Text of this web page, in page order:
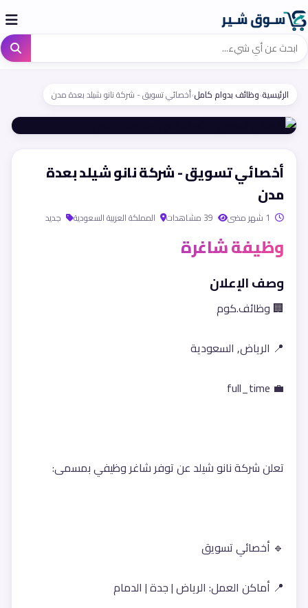
الرئيسية›وظائف بدوام كامل›أخصائي تسويق - شركة نانو شيلد بعدة مدن
أخصائي تسويق - شركة نانو شيلد بعدة
مدن
المملكة العربية السعودية جديد
وظيفة شاغرة
وصف الإعلان
🏢 وظائف.كوم
📍 الرياض, السعودية
💼 full_time
تعلن شركة نانو شيلد عن توفر شاغر وظيفي بمسمى:
🔹 أخصائي تسويق
📍 أماكن العمل: الرياض | جدة | الدمام